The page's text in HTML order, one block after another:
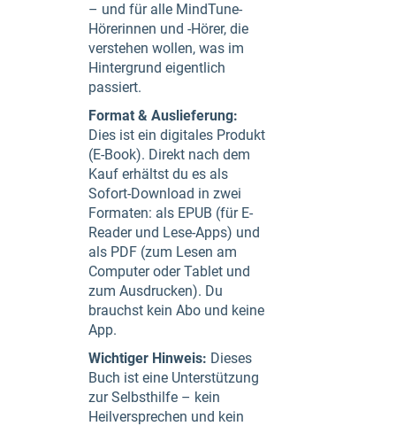
– und für alle MindTune-
Hörerinnen und -Hörer, die
verstehen wollen, was im
Hintergrund eigentlich
passiert.
Format & Auslieferung:
Dies ist ein digitales Produkt
(E-Book). Direkt nach dem
Kauf erhältst du es als
Sofort-Download in zwei
Formaten: als EPUB (für E-
Reader und Lese-Apps) und
als PDF (zum Lesen am
Computer oder Tablet und
zum Ausdrucken). Du
brauchst kein Abo und keine
App.
Wichtiger Hinweis: Dieses
Buch ist eine Unterstützung
zur Selbsthilfe – kein
Heilversprechen und kein